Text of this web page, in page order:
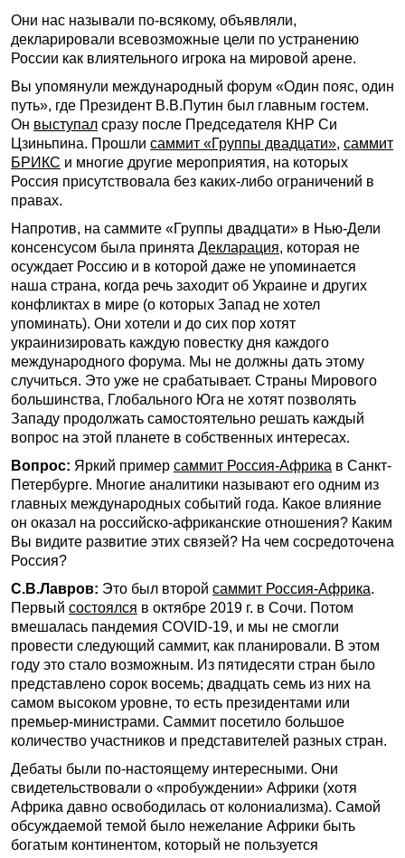
Они нас называли по-всякому, объявляли,
декларировали всевозможные цели по устранению
России как влиятельного игрока на мировой арене.
Вы упомянули международный форум «Один пояс, один
путь», где Президент В.В.Путин был главным гостем.
Он выступал сразу после Председателя КНР Си
Цзиньпина. Прошли саммит «Группы двадцати», саммит
БРИКС и многие другие мероприятия, на которых
Россия присутствовала без каких-либо ограничений в
правах.
Напротив, на саммите «Группы двадцати» в Нью-Дели
консенсусом была принята Декларация, которая не
осуждает Россию и в которой даже не упоминается
наша страна, когда речь заходит об Украине и других
конфликтах в мире (о которых Запад не хотел
упоминать). Они хотели и до сих пор хотят
украинизировать каждую повестку дня каждого
международного форума. Мы не должны дать этому
случиться. Это уже не срабатывает. Страны Мирового
большинства, Глобального Юга не хотят позволять
Западу продолжать самостоятельно решать каждый
вопрос на этой планете в собственных интересах.
Вопрос: Яркий пример саммит Россия-Африка в Санкт-
Петербурге. Многие аналитики называют его одним из
главных международных событий года. Какое влияние
он оказал на российско-африканские отношения? Каким
Вы видите развитие этих связей? На чем сосредоточена
Россия?
С.В.Лавров: Это был второй саммит Россия-Африка.
Первый состоялся в октябре 2019 г. в Сочи. Потом
вмешалась пандемия COVID-19, и мы не смогли
провести следующий саммит, как планировали. В этом
году это стало возможным. Из пятидесяти стран было
представлено сорок восемь; двадцать семь из них на
самом высоком уровне, то есть президентами или
премьер-министрами. Саммит посетило большое
количество участников и представителей разных стран.
Дебаты были по-настоящему интересными. Они
свидетельствовали о «пробуждении» Африки (хотя
Африка давно освободилась от колониализма). Самой
обсуждаемой темой было нежелание Африки быть
богатым континентом, который не пользуется